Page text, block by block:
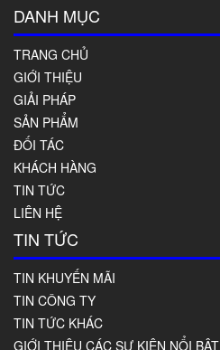
DANH MỤC
TRANG CHỦ
GIỚI THIỆU
GIẢI PHÁP
SẢN PHẨM
ĐỐI TÁC
KHÁCH HÀNG
TIN TỨC
LIÊN HỆ
TIN TỨC
TIN KHUYẾN MÃI
TIN CÔNG TY
TIN TỨC KHÁC
GIỚI THIỆU CÁC SỰ KIỆN NỔI BẬT